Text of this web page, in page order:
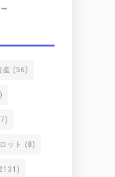
産 (56)
ット (8)